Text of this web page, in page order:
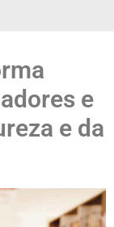
e
e da